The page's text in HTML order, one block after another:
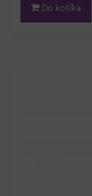
Do košíka